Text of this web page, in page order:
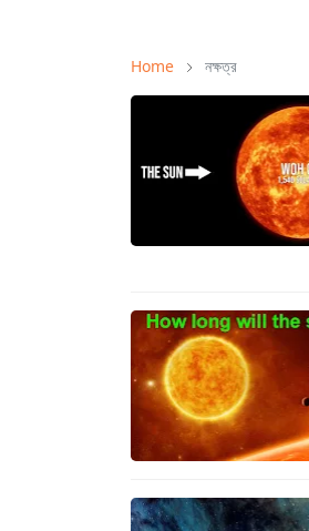
Home
নক্ষত্র